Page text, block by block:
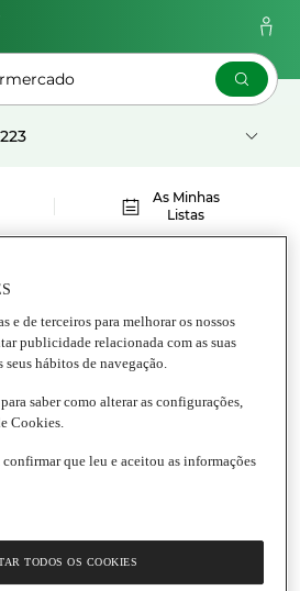
As Minhas
Listas
e de terceiros para melhorar os nossos
publicidade relacionada com as suas
hábitos de navegação.
saber como alterar as configurações,
Cookies.
que leu e aceitou as informações
TODOS OS COOKIES